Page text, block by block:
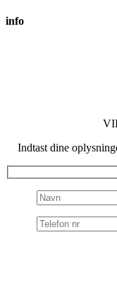
info
Indtast dine